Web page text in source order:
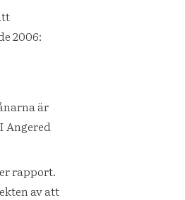
2006:
är
Angered
rapport.
av att